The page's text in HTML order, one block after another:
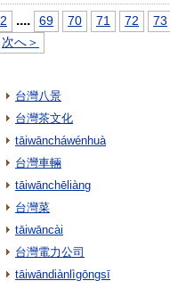
2 .... 69 70 71 72 73
次へ＞
台灣八景
台灣茶文化
tāiwāncháwénhuà
台灣車輛
tāiwānchēliàng
台灣菜
tāiwāncài
台灣電力公司
tāiwāndiànlìgōngsī